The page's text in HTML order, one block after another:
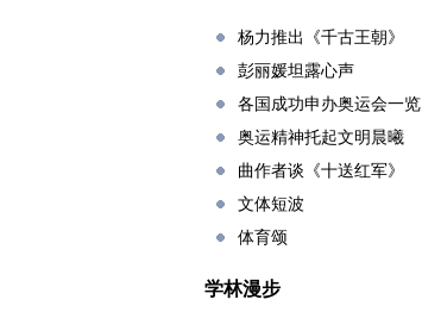
杨力推出《千古王朝》
彭丽媛坦露心声
各国成功申办奥运会一览
奥运精神托起文明晨曦
曲作者谈《十送红军》
文体短波
体育颂
学林漫步